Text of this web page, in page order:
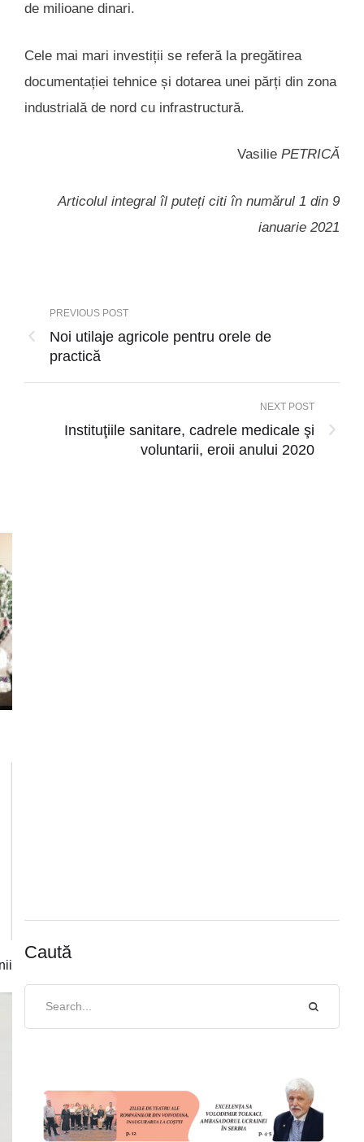
de milioane dinari.
Cele mai mari investiții se referă la pregătirea
documentației tehnice și dotarea unei părți din zona
industrială de nord cu infrastructură.
Vasilie PETRICĂ
Articolul integral îl puteți citi în numărul 1 din 9
ianuarie 2021
PREVIOUS POST
Noi utilaje agricole pentru orele de
practică
NEXT POST
Instituţiile sanitare, cadrele medicale şi
voluntarii, eroii anului 2020
Caută